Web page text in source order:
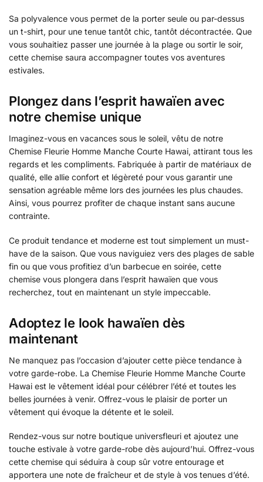
Sa polyvalence vous permet de la porter seule ou par-dessus
un t-shirt, pour une tenue tantôt chic, tantôt décontractée. Que
vous souhaitiez passer une journée à la plage ou sortir le soir,
cette chemise saura accompagner toutes vos aventures
estivales.
Plongez dans l’esprit hawaïen avec
notre chemise unique
Imaginez-vous en vacances sous le soleil, vêtu de notre
Chemise Fleurie Homme Manche Courte Hawai, attirant tous les
regards et les compliments. Fabriquée à partir de matériaux de
qualité, elle allie confort et légèreté pour vous garantir une
sensation agréable même lors des journées les plus chaudes.
Ainsi, vous pourrez profiter de chaque instant sans aucune
contrainte.
Ce produit tendance et moderne est tout simplement un must-
have de la saison. Que vous naviguiez vers des plages de sable
fin ou que vous profitiez d’un barbecue en soirée, cette
chemise vous plongera dans l’esprit hawaïen que vous
recherchez, tout en maintenant un style impeccable.
Adoptez le look hawaïen dès
maintenant
Ne manquez pas l’occasion d’ajouter cette pièce tendance à
votre garde-robe. La Chemise Fleurie Homme Manche Courte
Hawai est le vêtement idéal pour célébrer l’été et toutes les
belles journées à venir. Offrez-vous le plaisir de porter un
vêtement qui évoque la détente et le soleil.
Rendez-vous sur notre boutique universfleuri et ajoutez une
touche estivale à votre garde-robe dès aujourd’hui. Offrez-vous
cette chemise qui séduira à coup sûr votre entourage et
apportera une note de fraîcheur et de style à vos tenues d’été.